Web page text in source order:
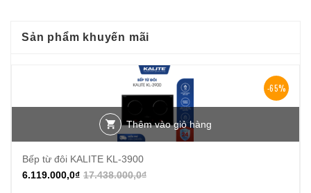
Sản phẩm khuyến mãi
-65%
Thêm vào giỏ hàng
Bếp từ đôi KALITE KL-3900
17.438.000,0₫
6.119.000,0₫